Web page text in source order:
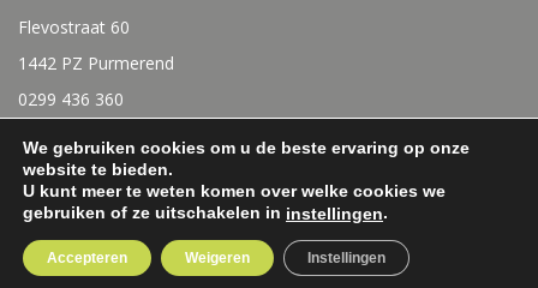
Flevostraat 60
1442 PZ Purmerend
0299 436 360
We gebruiken cookies om u de beste ervaring op onze
website te bieden.
U kunt meer te weten komen over welke cookies we
gebruiken of ze uitschakelen in instellingen.
Accepteren Weigeren Instellingen